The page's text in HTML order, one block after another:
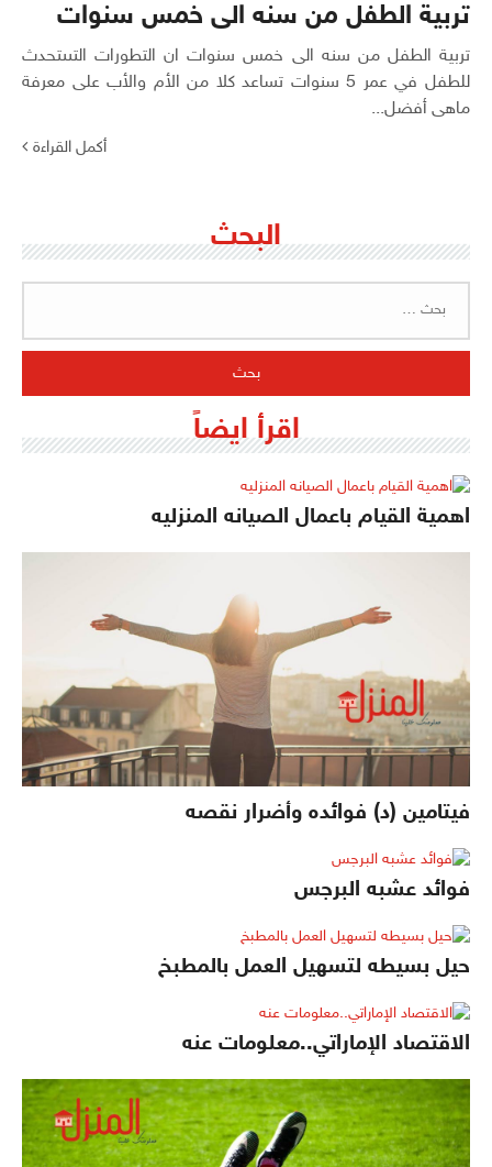
تربية الطفل من سنه الى خمس سنوات
تربية الطفل من سنه الى خمس سنوات ان التطورات التىىتحدث
للطفل في عمر 5 سنوات تساعد كلا من الأم والأب على معرفة
ماهى أفضل...
أكمل القراءة
البحث
اقرأ ايضاً
اهمية القيام باعمال الصيانه المنزليه
فيتامين (د) فوائده وأضرار نقصه
فوائد عشبه البرجس
حيل بسيطه لتسهيل العمل بالمطبخ
الاقتصاد الإماراتي..معلومات عنه